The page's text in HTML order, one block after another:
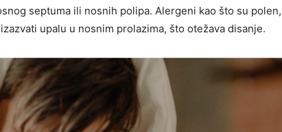
septuma ili nosnih polipa. Alergeni kao što su polen,
upalu u nosnim prolazima, što otežava disanje.